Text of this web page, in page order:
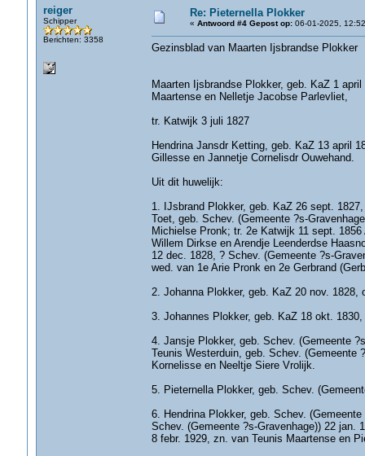
reiger
Schipper
Berichten: 3358
Re: Pieternella Plokker
« Antwoord #4 Gepost op:06-01-2025,
Gezinsblad van Maarten Ijsbrandse Plokker
Maarten Ijsbrandse Plokker, geb. KaZ 1
Maartense en Nelletje Jacobse Parlevliet,
tr. Katwijk 3 juli 1827
Hendrina Jansdr Ketting, geb. KaZ 13 april
Gillesse en Jannetje Cornelisdr Ouwehand.
Uit dit huwelijk:
1. IJsbrand Plokker, geb. KaZ 26 sept.
Toet, geb. Schev. (Gemeente ?s-
Michielse Pronk; tr. 2e Katwijk 11 sept.
Willem Dirkse en Arendje Leenderdse
12 dec. 1828, ? Schev. (Gemeente ?s-
wed. van 1e Arie Pronk en 2e Gerbrand
2. Johanna Plokker, geb. KaZ 20 nov. 1828,
3. Johannes Plokker, geb. KaZ 18 okt.
4. Jansje Plokker, geb. Schev. (Gemeente
Teunis Westerduin, geb. Schev. (Gemeente
Kornelisse en Neeltje Siere Vrolijk.
5. Pieternella Plokker, geb. Schev.
6. Hendrina Plokker, geb. Schev.
Schev. (Gemeente ?s-Gravenhage)) 22 jan.
8 febr. 1929, zn. van Teunis Maartense en